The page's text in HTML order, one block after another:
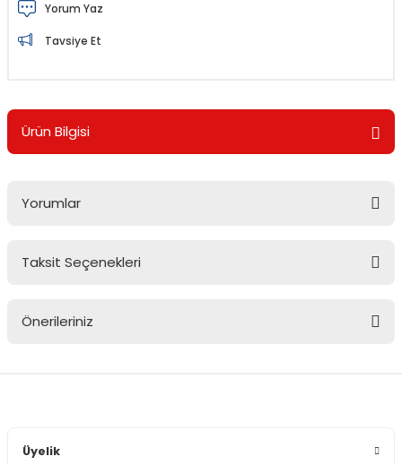
Yorum Yaz
Tavsiye Et
Ürün Bilgisi
Yorumlar
Taksit Seçenekleri
Önerileriniz
Üyelik